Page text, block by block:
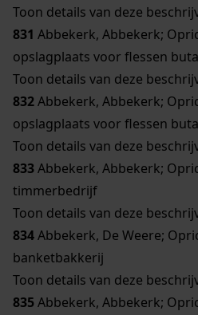
Toon details van deze
831 Abbekerk, Abbekerk;
opslagplaats voor flessen
Toon details van deze
832Abbekerk, Abbekerk;
opslagplaats voor flessen
Toon details van deze
833Abbekerk, Abbekerk;
timmerbedrijf
Toon details van deze
834Abbekerk, De Weere;
banketbakkerij
Toon details van deze
835Abbekerk, Abbekerk;